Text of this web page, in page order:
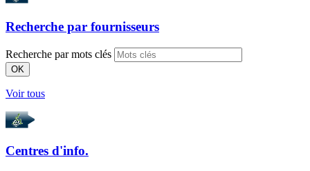
Recherche par fournisseurs
Recherche par mots clés
OK
Voir tous
Centres d'info.